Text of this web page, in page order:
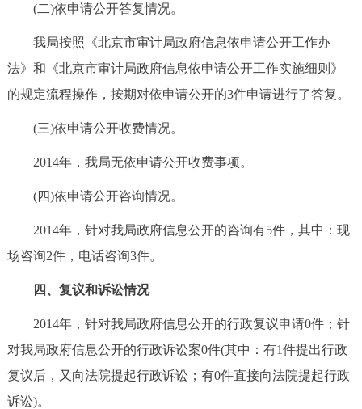
(二)依申请公开答复情况。
我局按照《北京市审计局政府信息依申请公开工作办
法》和《北京市审计局政府信息依申请公开工作实施细则》
的规定流程操作，按期对依申请公开的3件申请进行了答复。
(三)依申请公开收费情况。
2014年，我局无依申请公开收费事项。
(四)依申请公开咨询情况。
2014年，针对我局政府信息公开的咨询有5件，其中：现
场咨询2件，电话咨询3件。
四、复议和诉讼情况
2014年，针对我局政府信息公开的行政复议申请0件；针
对我局政府信息公开的行政诉讼案0件(其中：有1件提出行政
复议后，又向法院提起行政诉讼；有0件直接向法院提起行政
诉讼)。